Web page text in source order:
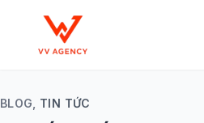
BLOG, TIN TỨC